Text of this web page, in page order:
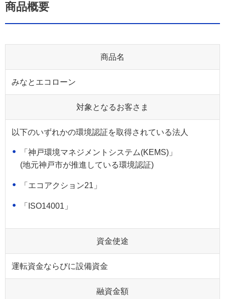
商品概要
商品名
みなとエコローン
対象となるお客さま
以下のいずれかの環境認証を取得されている法人
「神戸環境マネジメントシステム(KEMS)」
(地元神戸市が推進している環境認証)
「エコアクション21」
「ISO14001」
資金使途
運転資金ならびに設備資金
融資金額